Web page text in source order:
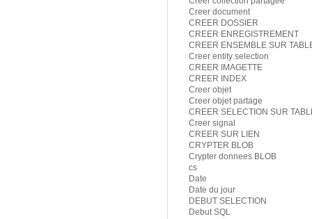
Creer document
CREER DOSSIER
CREER ENREGISTREMENT
CREER ENSEMBLE SUR
Creer entity selection
CREER IMAGETTE
CREER INDEX
Creer objet
Creer objet partage
CREER SELECTION SUR
Creer signal
CREER SUR LIEN
CRYPTER BLOB
Crypter donnees BLOB
cs
Date
Date du jour
DEBUT SELECTION
Debut SQL